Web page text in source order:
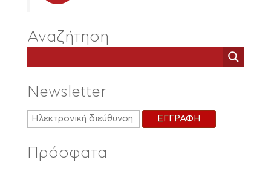
Αναζήτηση
Newsletter
Πρόσφατα